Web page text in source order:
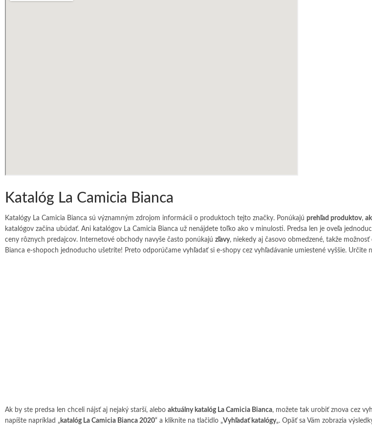
Katalóg La Camicia Bianca
Katalógy La Camicia Bianca sú významným zdrojom informácii o produktoch tejto značky. Ponúkajú prehľad produktov,
katalógov začína ubúdať. Ani katalógov La Camicia Bianca už nenájdete toľko ako v minulosti. Predsa len je oveľa
ceny rôznych predajcov. Internetové obchody navyše často ponúkajú zľavy, niekedy aj časovo obmedzené, takže
Bianca e-shopoch jednoducho ušetríte! Preto odporúčame vyhľadať si e-shopy cez vyhľadávanie umiestené vyššie. Určite
Ak by ste predsa len chceli nájsť aj nejaký starší, alebo aktuálny katalóg La Camicia Bianca, možete tak urobiť znova cez
napíšte napríklad „ katalóg La Camicia Bianca 2020“ a kliknite na tlačidlo „Vyhľadať katalógy„. Opäť sa Vám zobrazia